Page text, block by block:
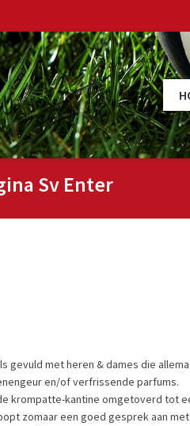
Sv Enter
gevuld met heren & dames die
en/of verfrissende parfums.
krompatte-kantine omgetoverd tot
zomaar een goed gesprek aan